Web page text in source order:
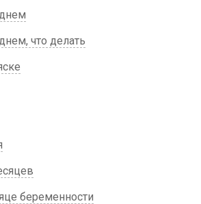
что делать
беременности